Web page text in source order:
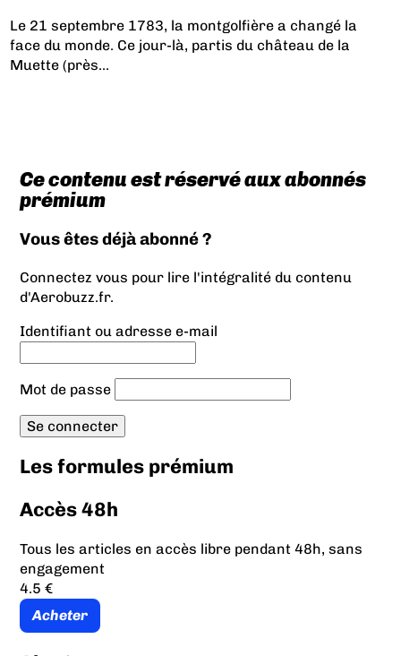
Le 21 septembre 1783, la montgolfière a changé la
face du monde. Ce jour-là, partis du château de la
Muette (près...
Ce contenu est réservé aux abonnés
prémium
Vous êtes déjà abonné ?
Connectez vous pour lire l'intégralité du contenu
d'Aerobuzz.fr.
Identifiant ou adresse e-mail
Mot de passe
Les formules prémium
Accès 48h
Tous les articles en accès libre pendant 48h, sans
engagement
4.5 €
Acheter